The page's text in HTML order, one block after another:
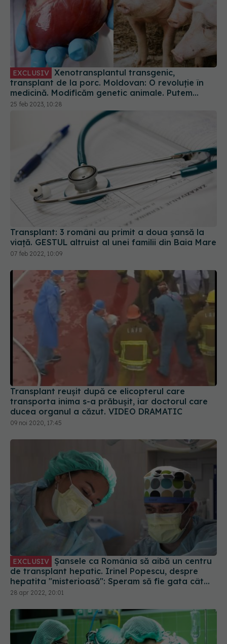
EXCLUSIV
transplant de la porc. Moldovan: O revoluție în
medicină. Modificăm genetic animale. Putem
construi organe în animale
25 feb 2023, 10:28
Transplant: 3 români au primit a doua șansă la
viață. GESTUL altruist al unei familii din Baia Mare
07 feb 2022, 10:09
Transplant reușit după ce elicopterul care
transporta inima s-a prăbușit, iar doctorul care
ducea organul a căzut. VIDEO DRAMATIC
09 noi 2020, 17:45
EXCLUSIV
de transplant hepatic. Irinel Popescu, despre
hepatita "misterioasă": Speram să fie gata cât
mai curând
28 apr 2022, 20:01